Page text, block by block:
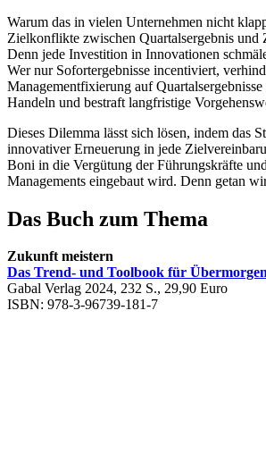
Warum das in vielen Unternehmen nicht
Zielkonflikte zwischen Quartalsergebnis und
Denn jede Investition in Innovationen
Wer nur Sofortergebnisse incentiviert,
Managementfixierung auf
Handeln und bestraft langfristige
Dieses Dilemma lässt sich lösen, indem das
innovativer Erneuerung in jede
Boni in die Vergütung der Führungskräfte
Managements eingebaut wird. Denn getan
Das Buch zum Thema
Zukunft meistern
Das Trend- und Toolbook für
Gabal Verlag 2024, 232 S., 29,90 Euro
ISBN: 978-3-96739-181-7